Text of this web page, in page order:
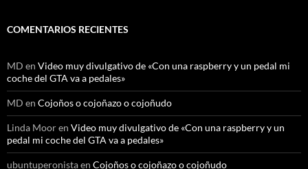
COMENTARIOS RECIENTES
MD en Video muy divulgativo de «Con una raspberry y un pedal mi
coche del GTA va a pedales»
MD en Cojoños o cojoñazo o cojoñudo
Linda Mooren Video muy divulgativo de «Con una raspberry y un
pedal mi coche del GTA va a pedales»
ubuntuperonistaen Cojoños o cojoñazo o cojoñudo